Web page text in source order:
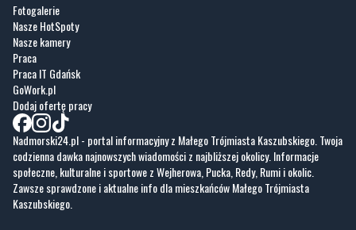
Fotogalerie
Nasze HotSpoty
Nasze kamery
Praca
Praca IT Gdańsk
GoWork.pl
Dodaj ofertę pracy
Nadmorski24.pl - portal informacyjny z Małego Trójmiasta Kaszubskiego. Twoja
codzienna dawka najnowszych wiadomości z najbliższej okolicy. Informacje
społeczne, kulturalne i sportowe z Wejherowa, Pucka, Redy, Rumi i okolic.
Zawsze sprawdzone i aktualne info dla mieszkańców Małego Trójmiasta
Kaszubskiego.